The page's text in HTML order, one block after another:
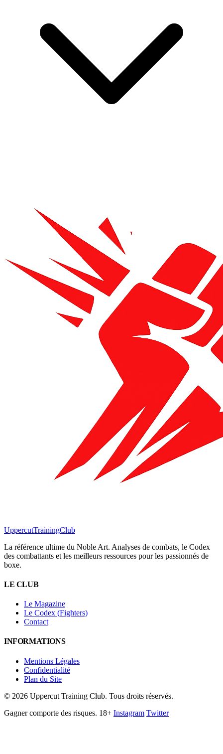
UppercutTrainingClub
La référence ultime du Noble Art. Analyses de combats, le Codex
des combattants et les meilleurs ressources pour les passionnés de
boxe.
LE CLUB
Le Magazine
Le Codex (Fighters)
Contact
INFORMATIONS
Mentions Légales
Confidentialité
Plan du Site
© 2026 Uppercut Training Club. Tous droits réservés.
Gagner comporte des risques. 18+ Instagram Twitter